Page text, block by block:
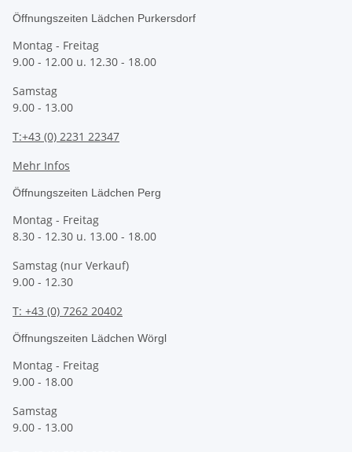
Öffnungszeiten Lädchen Purkersdorf
Montag - Freitag
9.00 - 12.00 u. 12.30 - 18.00
Samstag
9.00 - 13.00
T:+43 (0) 2231 22347
Mehr Infos
Öffnungszeiten Lädchen Perg
Montag - Freitag
8.30 - 12.30 u. 13.00 - 18.00
Samstag (nur Verkauf)
9.00 - 12.30
T: +43 (0) 7262 20402
Öffnungszeiten Lädchen Wörgl
Montag - Freitag
9.00 - 18.00
Samstag
9.00 - 13.00